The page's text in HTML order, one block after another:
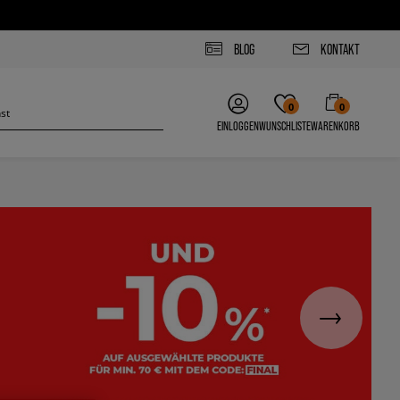
BLOG KONTAKT
EINLOGGEN
0
WUNSCHLISTE
0
WARENKORB